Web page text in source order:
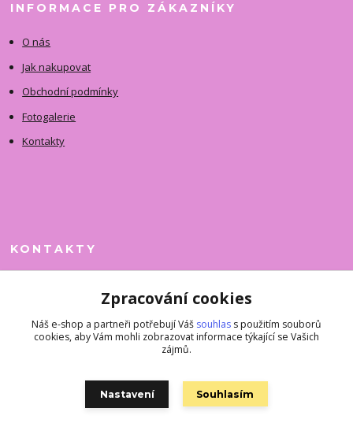
INFORMACE PRO ZÁKAZNÍKY
O nás
Jak nakupovat
Obchodní podmínky
Fotogalerie
Kontakty
KONTAKTY
+420 731 390 323
superkousky@jetovmode.cz
Zpracování cookies
Náš e-shop a partneři potřebují Váš souhlas s použitím souborů
cookies, aby Vám mohli zobrazovat informace týkající se Vašich
zájmů.
Nastavení Souhlasím